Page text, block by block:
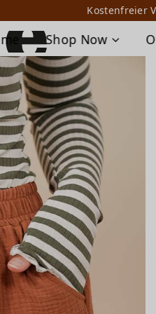
Kostenfreier
Shop Now